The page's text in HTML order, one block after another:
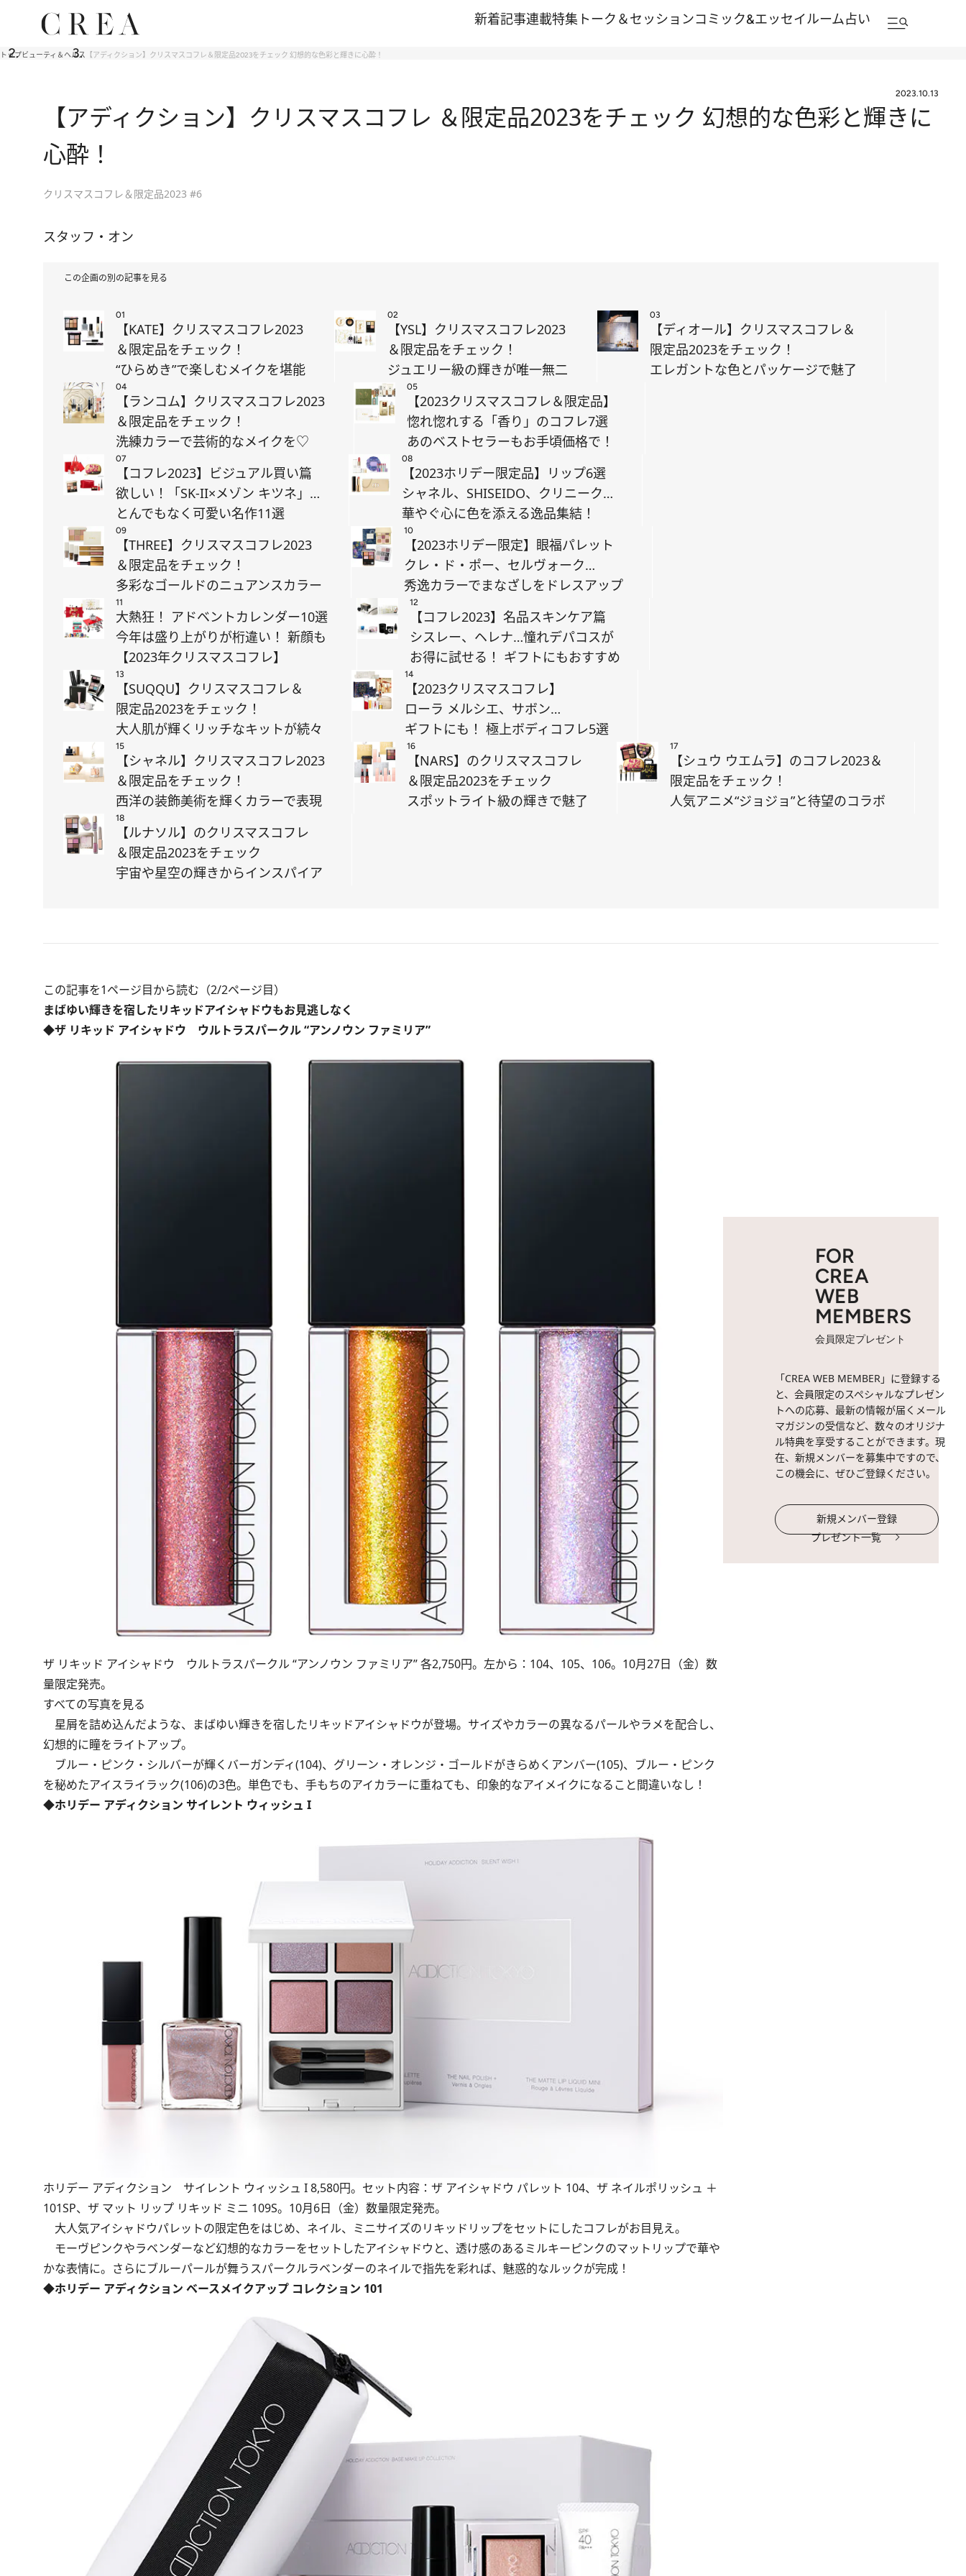
新着記事連載特集 トーク＆セッションコミック&エッセイルーム占い
トップビューティ＆ヘルス 【アディクション】クリスマスコフレ＆限定品2023をチェック 幻想的な色彩と輝きに心酔！
2023.10.13
【アディクション】クリスマスコフレ ＆限定品2023をチェック 幻想的な色彩と輝きに
心酔！
クリスマスコフレ＆限定品2023 #6
スタッフ・オン
この企画の別の記事を見る
01
【KATE】クリスマスコフレ2023
＆限定品をチェック！
“ひらめき”で楽しむメイクを堪能
02
【YSL】クリスマスコフレ2023
＆限定品をチェック！
ジュエリー級の輝きが唯一無二
03
【ディオール】クリスマスコフレ＆
限定品2023をチェック！
エレガントな色とパッケージで魅了
04
【ランコム】クリスマスコフレ2023
＆限定品をチェック！
洗練カラーで芸術的なメイクを♡
05
【2023クリスマスコフレ＆限定品】
惚れ惚れする「香り」のコフレ7選
あのベストセラーもお手頃価格で！
07
【コフレ2023】ビジュアル買い篇
欲しい！「SK-II×メゾン キツネ」…
とんでもなく可愛い名作11選
08
【2023ホリデー限定品】リップ6選
シャネル、SHISEIDO、クリニーク…
華やぐ心に色を添える逸品集結！
09
【THREE】クリスマスコフレ2023
＆限定品をチェック！
多彩なゴールドのニュアンスカラー
10
【2023ホリデー限定】眼福パレット
クレ・ド・ポー、セルヴォーク…
秀逸カラーでまなざしをドレスアップ
11
大熱狂！ アドベントカレンダー10選
今年は盛り上がりが桁違い！ 新顔も
【2023年クリスマスコフレ】
12
【コフレ2023】名品スキンケア篇
シスレー、ヘレナ…憧れデパコスが
お得に試せる！ ギフトにもおすすめ
13
【SUQQU】クリスマスコフレ＆
限定品2023をチェック！
大人肌が輝くリッチなキットが続々
14
【2023クリスマスコフレ】
ローラ メルシエ、サボン…
ギフトにも！ 極上ボディコフレ5選
15
【シャネル】クリスマスコフレ2023
＆限定品をチェック！
西洋の装飾美術を輝くカラーで表現
16
【NARS】のクリスマスコフレ
＆限定品2023をチェック
スポットライト級の輝きで魅了
17
【シュウ ウエムラ】のコフレ2023＆
限定品をチェック！
人気アニメ“ジョジョ”と待望のコラボ
18
【ルナソル】のクリスマスコフレ
＆限定品2023をチェック
宇宙や星空の輝きからインスパイア
この記事を1ページ目から読む（2/2ページ目）
まばゆい輝きを宿したリキッドアイシャドウもお見逃しなく
◆ザ リキッド アイシャドウ ウルトラスパークル “アンノウン ファミリア”
ザ リキッド アイシャドウ ウルトラスパークル “アンノウン ファミリア” 各2,750円。左から：104、105、106。10月27日（金）数
量限定発売。
すべての写真を見る
星屑を詰め込んだような、まばゆい輝きを宿したリキッドアイシャドウが登場。サイズやカラーの異なるパールやラメを配合し、
幻想的に瞳をライトアップ。
ブルー・ピンク・シルバーが輝くバーガンディ(104)、グリーン・オレンジ・ゴールドがきらめくアンバー(105)、ブルー・ピンク
を秘めたアイスライラック(106)の3色。単色でも、手もちのアイカラーに重ねても、印象的なアイメイクになること間違いなし！
◆ホリデー アディクション サイレント ウィッシュ I
ホリデー アディクション サイレント ウィッシュ I 8,580円。セット内容：ザ アイシャドウ パレット 104、ザ ネイルポリッシュ ＋
101SP、ザ マット リップ リキッド ミニ 109S。10月6日（金）数量限定発売。
大人気アイシャドウパレットの限定色をはじめ、ネイル、ミニサイズのリキッドリップをセットにしたコフレがお目見え。
モーヴピンクやラベンダーなど幻想的なカラーをセットしたアイシャドウと、透け感のあるミルキーピンクのマットリップで華や
かな表情に。さらにブルーパールが舞うスパークルラベンダーのネイルで指先を彩れば、魅惑的なルックが完成！
◆ホリデー アディクション ベースメイクアップ コレクション 101
FOR
CREA
WEB
MEMBERS
会員限定プレゼント
「CREA WEB MEMBER」に登録する
と、会員限定のスペシャルなプレゼン
トへの応募、最新の情報が届くメール
マガジンの受信など、数々のオリジナ
ル特典を享受することができます。現
在、新規メンバーを募集中ですので、
この機会に、ぜひご登録ください。
新規メンバー登録
プレゼント一覧